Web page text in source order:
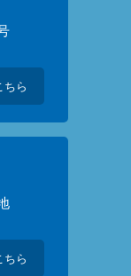
ちら
ちら